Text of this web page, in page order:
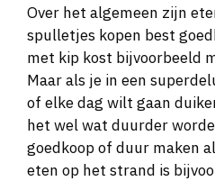
Over het algemeen zijn
spulletjes kopen best
met kip kost bijvoorbeeld
Maar als je in een
of elke dag wilt gaan
het wel wat duurder
goedkoop of duur maken
eten op het strand is